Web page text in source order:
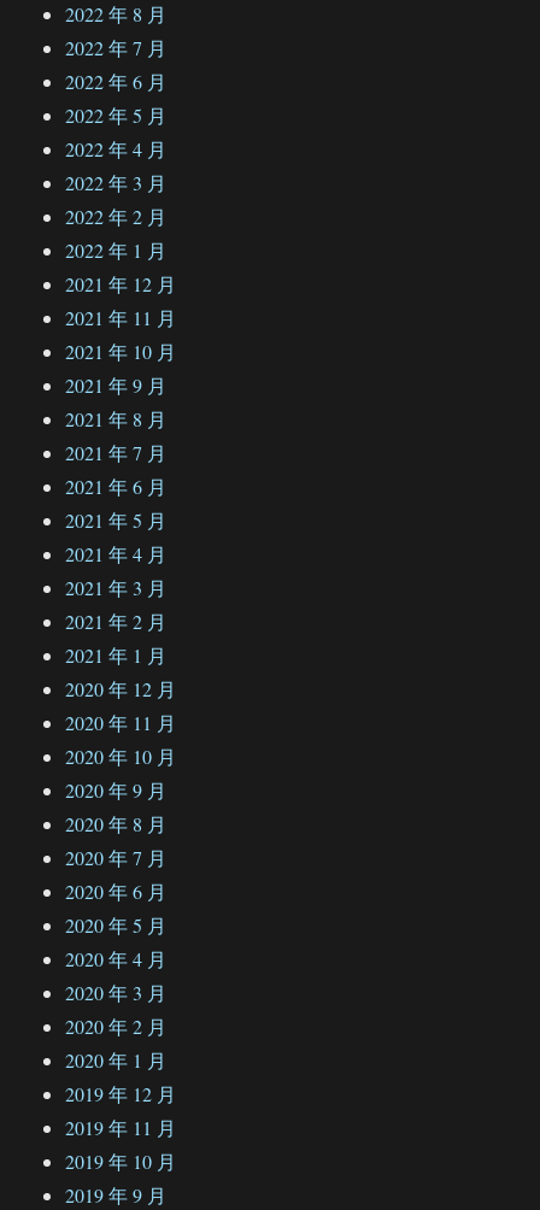
2022 年 8 月
2022 年 7 月
2022 年 6 月
2022 年 5 月
2022 年 4 月
2022 年 3 月
2022 年 2 月
2022 年 1 月
2021 年 12 月
2021 年 11 月
2021 年 10 月
2021 年 9 月
2021 年 8 月
2021 年 7 月
2021 年 6 月
2021 年 5 月
2021 年 4 月
2021 年 3 月
2021 年 2 月
2021 年 1 月
2020 年 12 月
2020 年 11 月
2020 年 10 月
2020 年 9 月
2020 年 8 月
2020 年 7 月
2020 年 6 月
2020 年 5 月
2020 年 4 月
2020 年 3 月
2020 年 2 月
2020 年 1 月
2019 年 12 月
2019 年 11 月
2019 年 10 月
2019 年 9 月